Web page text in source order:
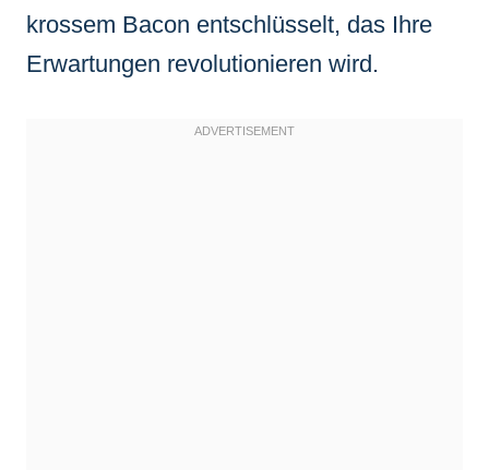
krossem Bacon entschlüsselt, das Ihre
Erwartungen revolutionieren wird.